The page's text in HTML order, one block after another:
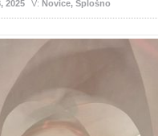
2025 V: Novice, Splošno